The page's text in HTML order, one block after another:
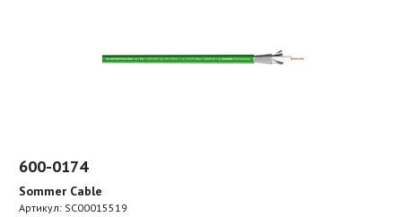
600-0174
Sommer Cable
Артикул: SC00015519